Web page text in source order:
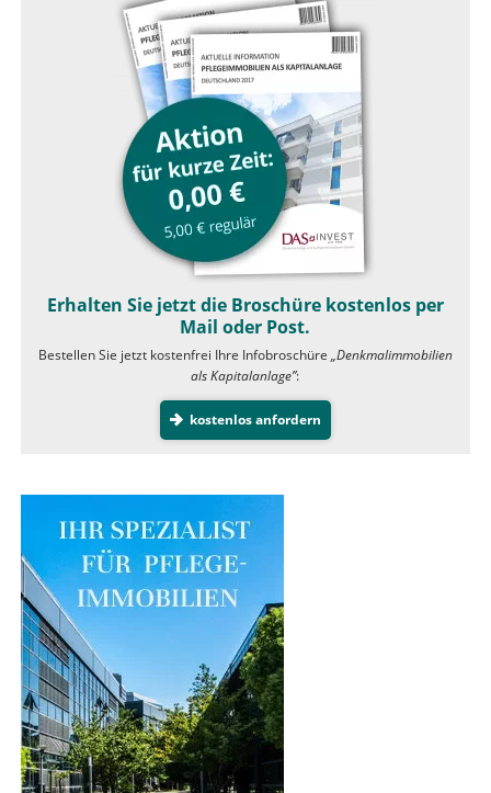
Erhalten Sie jetzt die Broschüre kostenlos per
Mail oder Post.
Bestellen Sie jetzt kostenfrei Ihre Infobroschüre „Denkmalimmobilien
als Kapitalanlage”:
kostenlos anfordern